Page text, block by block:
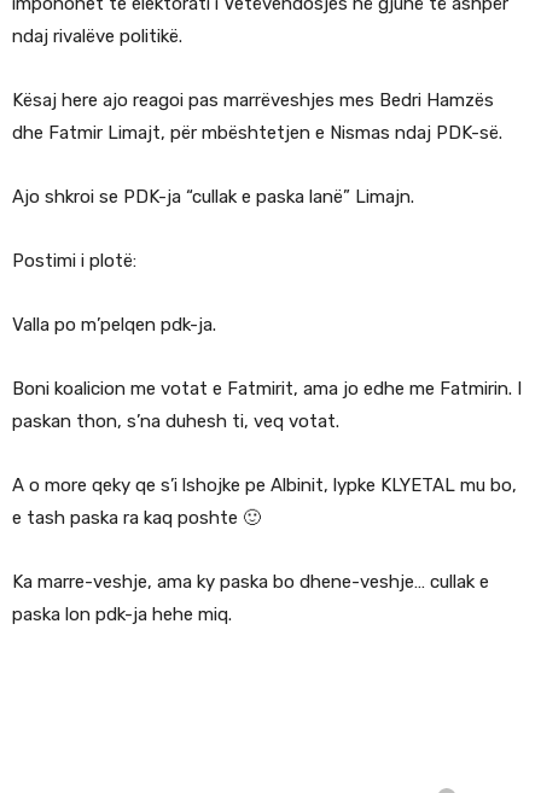
ndaj rivalëve politikë.
Kësaj here ajo reagoi pas marrëveshjes mes Bedri Hamzës
dhe Fatmir Limajt, për mbështetjen e Nismas ndaj PDK-së.
Ajo shkroi se PDK-ja “cullak e paska lanë” Limajn.
Postimi i plotë:
Valla po m’pelqen pdk-ja.
Boni koalicion me votat e Fatmirit, ama jo edhe me Fatmirin. I
paskan thon, s’na duhesh ti, veq votat.
A o more qeky qe s’i lshojke pe Albinit, lypke KLYETAL mu bo,
e tash paska ra kaq poshte 🙂
Ka marre-veshje, ama ky paska bo dhene-veshje… cullak e
paska lon pdk-ja hehe miq.